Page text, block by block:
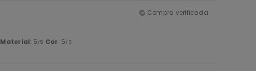
Compra verificada
Material: 5/5 Cor: 5/5